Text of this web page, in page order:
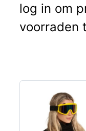
log in om
voorraden